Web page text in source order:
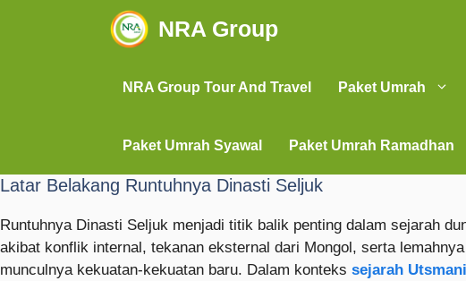
NRA Group
NRA Group Tour And Travel Paket Umrah
Paket Umrah Syawal Paket Umrah Ramadhan
Latar Belakang Runtuhnya Dinasti Seljuk
Runtuhnya Dinasti Seljuk menjadi titik balik penting dalam sejarah
akibat konflik internal, tekanan eksternal dari Mongol, serta
munculnya kekuatan-kekuatan baru. Dalam konteks sejarah Utsmani